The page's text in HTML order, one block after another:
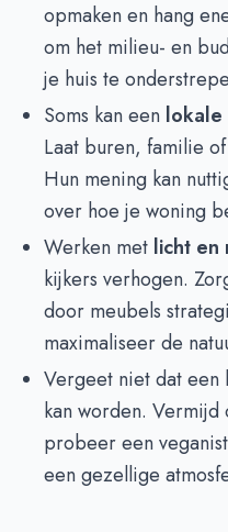
opmaken en hang
om het milieu- en
je huis te
Soms kan een lokale
Laat buren, familie
Hun mening kan
over hoe je woning
Werken met licht en
kijkers verhogen.
door meubels
maximaliseer de
Vergeet niet dat een
kan worden. Vermijd
probeer een
een gezellige